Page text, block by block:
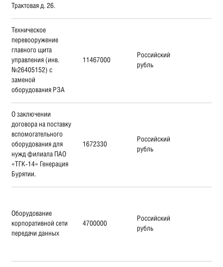
Трактовая д. 26.
Техническое
перевооружение
главного щита
управления (инв.
№26405152) с
заменой
оборудования РЗА
11467000
Российский
рубль
О заключении
договора на поставку
вспомогательного
оборудования для
нужд филиала ПАО
«ТГК-14» Генерация
Бурятии.
1672330
Российский
рубль
Оборудование
корпоративной сети
передачи данных
4700000
Российский
рубль